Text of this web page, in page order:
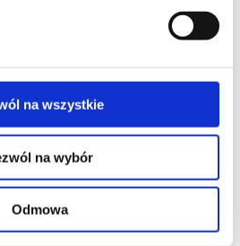
na wszystkie
na wybór
Odmowa